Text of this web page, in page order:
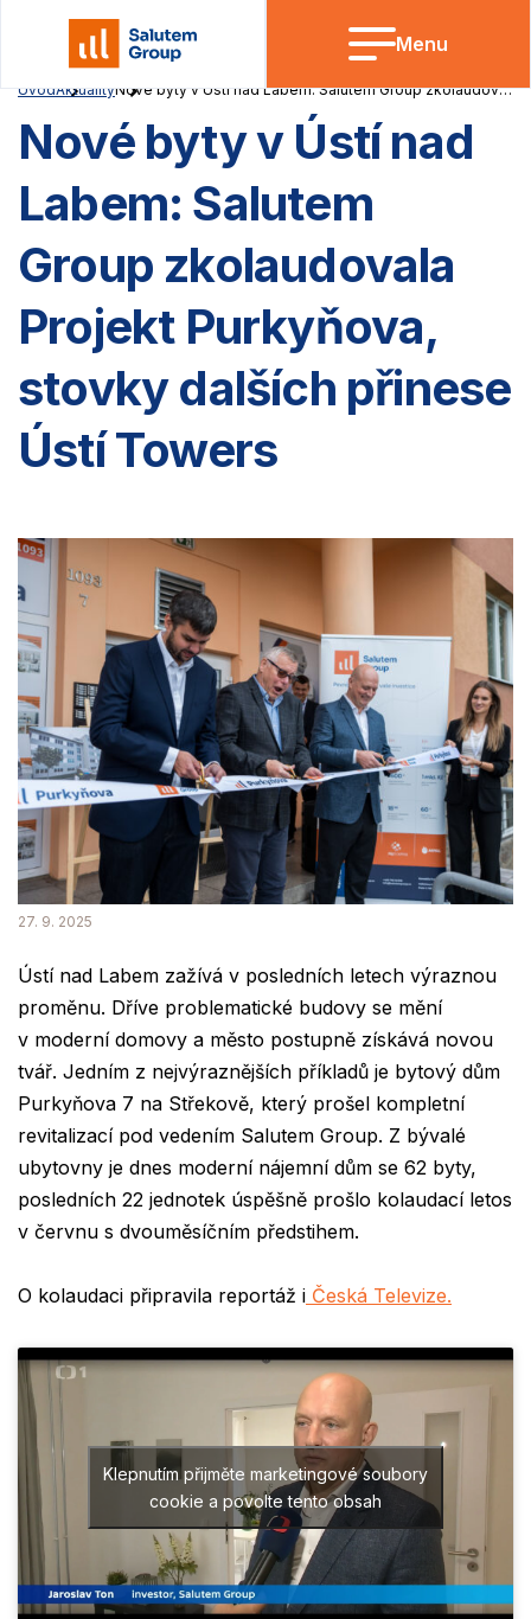
Menu
ÚvodAktuality Nové byty v Ústí nad Labem: Salutem Group zkolaudovala Projekt Purkyňova, stovky dalších přinese Ústí Towers
Nové byty v Ústí nad
Labem: Salutem
Group zkolaudovala
Projekt Purkyňova,
stovky dalších přinese
Ústí Towers
27. 9. 2025
Ústí nad Labem zažívá v posledních letech výraznou
proměnu. Dříve problematické budovy se mění
v moderní domovy a město postupně získává novou
tvář. Jedním z nejvýraznějších příkladů je bytový dům
Purkyňova 7 na Střekově, který prošel kompletní
revitalizací pod vedením Salutem Group. Z bývalé
ubytovny je dnes moderní nájemní dům se 62 byty,
posledních 22 jednotek úspěšně prošlo kolaudací letos
v červnu s dvouměsíčním předstihem.
O kolaudaci připravila reportáž i Česká Televize.
Klepnutím přijměte marketingové soubory
cookie a povolte tento obsah